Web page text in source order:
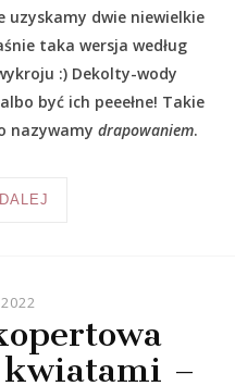
dwie niewielkie
taka wersja według
:) Dekolty-wody
być ich peeełne! Takie
nazywamy drapowaniem.
–